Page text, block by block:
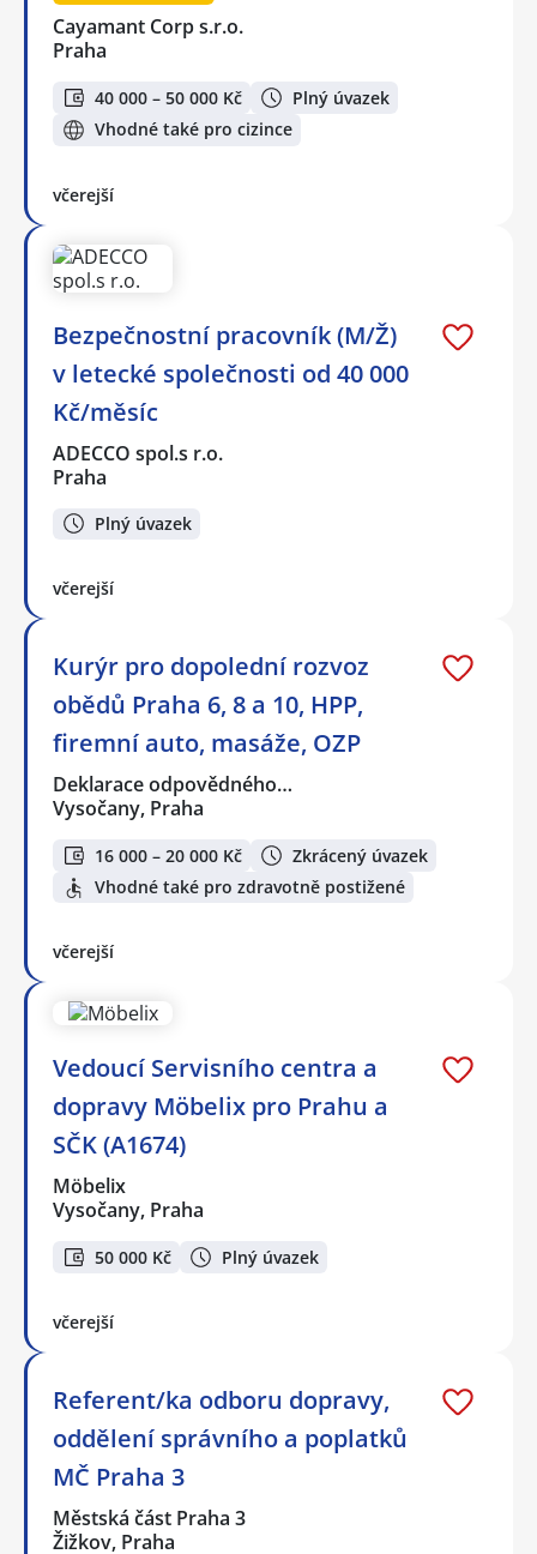
Cayamant Corp s.r.o.
Praha
40 000 – 50 000 Kč
Plný úvazek
Vhodné také pro cizince
včerejší
Bezpečnostní pracovník (M/Ž)
v letecké společnosti od 40 000
Kč/měsíc
ADECCO spol.s r.o.
Praha
Plný úvazek
včerejší
Kurýr pro dopolední rozvoz
obědů Praha 6, 8 a 10, HPP,
firemní auto, masáže, OZP
Deklarace odpovědného…
Vysočany, Praha
16 000 – 20 000 Kč
Zkrácený úvazek
Vhodné také pro zdravotně postižené
včerejší
Vedoucí Servisního centra a
dopravy Möbelix pro Prahu a
SČK (A1674)
Möbelix
Vysočany, Praha
50 000 Kč Plný úvazek
včerejší
Referent/ka odboru dopravy,
oddělení správního a poplatků
MČ Praha 3
Městská část Praha 3
Žižkov, Praha